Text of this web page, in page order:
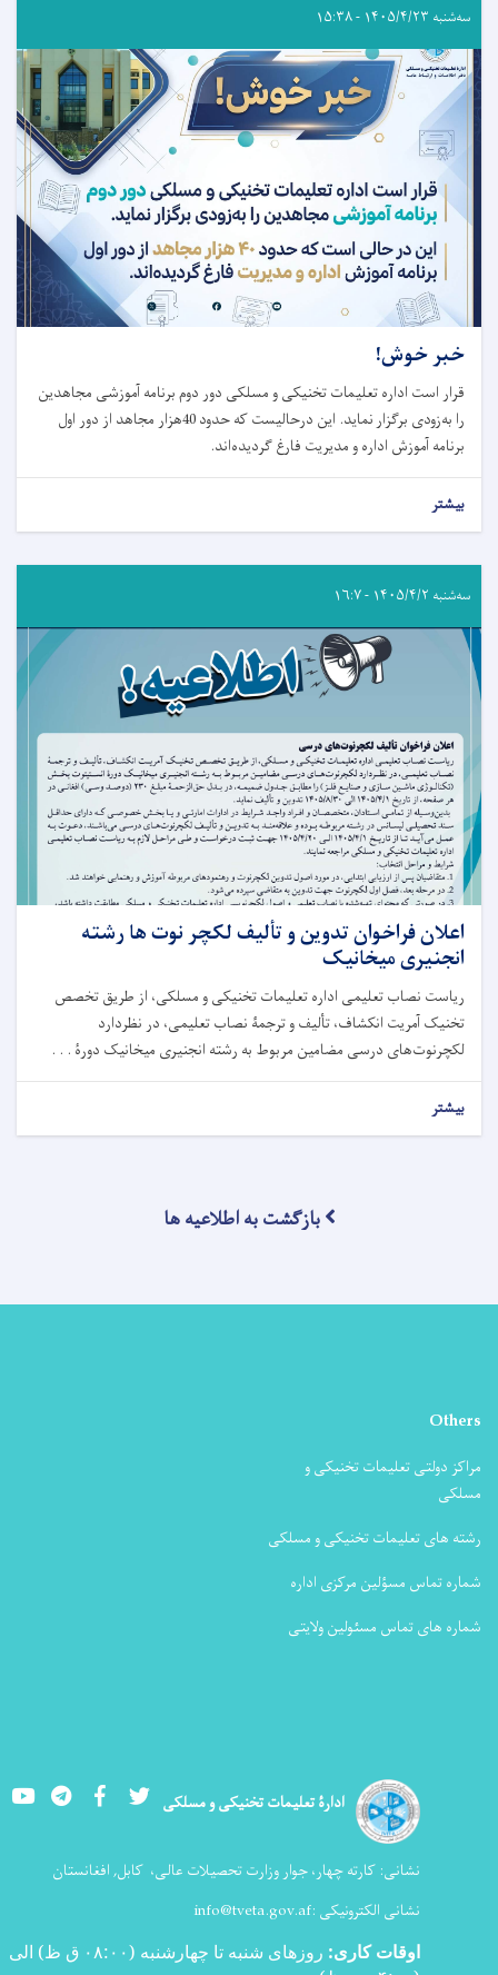
سه‌شنبه ۱۴۰۵/۴/۲۳ - ۱۵:۳۸
خبر خوش!
قرار است اداره تعلیمات تخنیکی و مسلکی دور دوم برنامه آموزشی مجاهدین
را به‌زودی برگزار ‌نماید. این درحالیست که حدود 40هزار مجاهد از دور اول
برنامه آموزش اداره و مدیریت فارغ گردیده‌اند.
بیشتر
سه‌شنبه ۱۴۰۵/۴/۲ - ۱۶:۷
اعلان فراخوان تدوین و تألیف لکچر نوت ها رشته
انجنیری میخانیک
ریاست نصاب تعلیمی اداره تعلیمات تخنیکی و مسلکی، از طریق تخصص
تخنیک آمریت انکشاف، تألیف و ترجمۀ نصاب تعلیمی، در نظردارد
لکچرنوت‌های درسی مضامین مربوط به رشته انجنیری میخانیک دورۀ . . .
بیشتر
بازگشت به اطلاعیه ها
Others
مراکز دولتی تعلیمات تخنیکی و
مسلکی
رشته های تعلیمات تخنیکی و مسلکی
شماره تماس مسؤلین مرکزی اداره
شماره های تماس مسئولین ولایتی
ادارۀ تعلیمات تخنیکی و مسلکی YoutubeLinkedInFacebook Twitter
نشانی: کارته چهار، جوار وزارت تحصیلات عالی، کابل, افغانستان
نشانی الکترونیکی :info@tveta.gov.af
اوقات کاری:
روزهای شنبه تا چهارشنبه (۰۸:۰۰ ق ظ) الی